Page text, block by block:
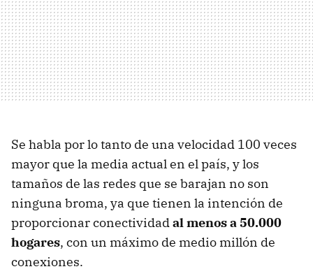
Se habla por lo tanto de una velocidad 100 veces
mayor que la media actual en el país, y los
tamaños de las redes que se barajan no son
ninguna broma, ya que tienen la intención de
proporcionar conectividadal menos a 50.000
hogares, con un máximo de medio millón de
conexiones.